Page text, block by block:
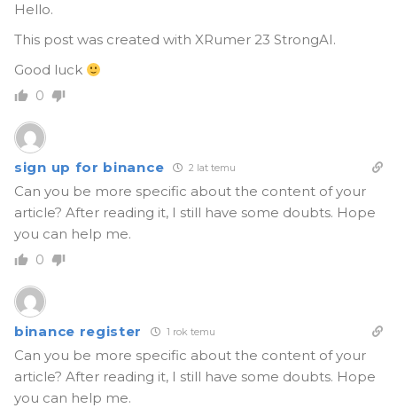
Hello.
This post was created with XRumer 23 StrongAI.
Good luck
0
sign up for binance 2 lat temu
Can you be more specific about the content of your
article? After reading it, I still have some doubts. Hope
you can help me.
0
binance register 1 rok temu
Can you be more specific about the content of your
article? After reading it, I still have some doubts. Hope
you can help me.